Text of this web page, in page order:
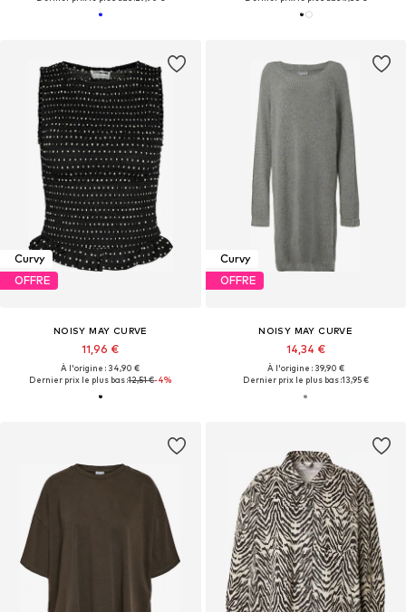
Curvy
OFFRE
NOISY MAY CURVE
11,96 €
À l'origine : 34,90 €
Dernier prix le plus bas :12,51 €-4%
Curvy
OFFRE
NOISY MAY CURVE
14,34 €
À l'origine : 39,90 €
Dernier prix le plus bas :13,95 €